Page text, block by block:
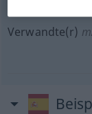
Verwandte(r)